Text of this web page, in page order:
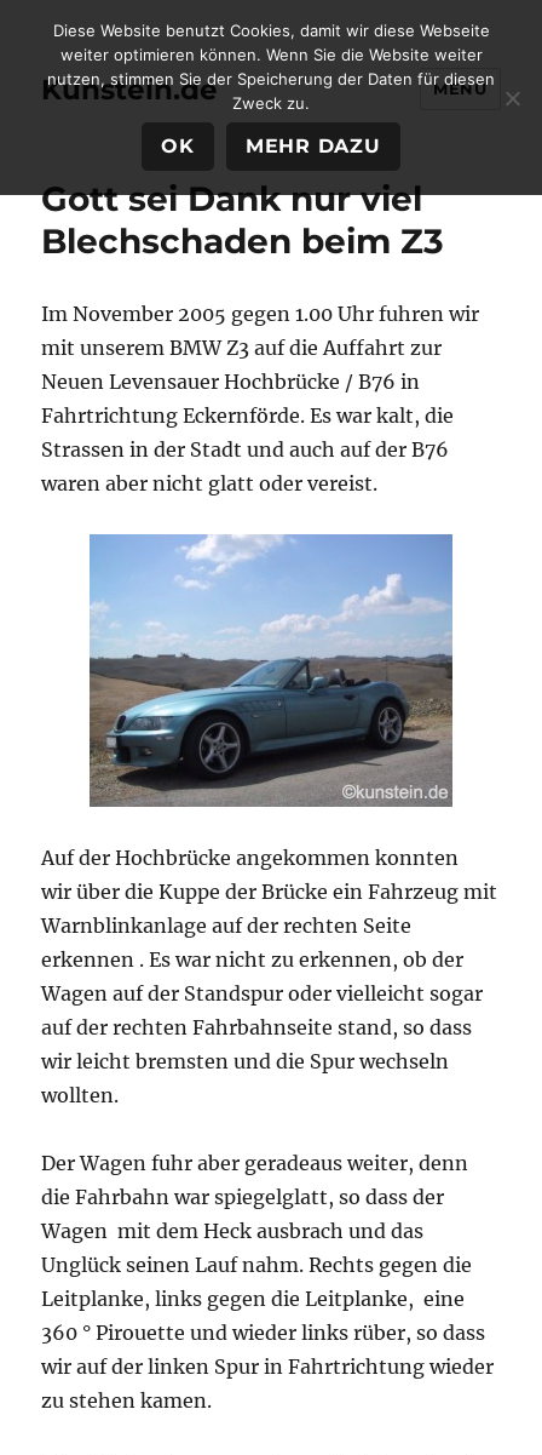
Kunstein.de MENÜ
Gott sei Dank nur viel
Blechschaden beim Z3
Im November 2005 gegen 1.00 Uhr fuhren wir
mit unserem BMW Z3 auf die Auffahrt zur
Neuen Levensauer Hochbrücke / B76 in
Fahrtrichtung Eckernförde. Es war kalt, die
Strassen in der Stadt und auch auf der B76
waren aber nicht glatt oder vereist.
Auf der Hochbrücke angekommen konnten
wir über die Kuppe der Brücke ein Fahrzeug mit
Warnblinkanlage auf der rechten Seite
erkennen . Es war nicht zu erkennen, ob der
Wagen auf der Standspur oder vielleicht sogar
auf der rechten Fahrbahnseite stand, so dass
wir leicht bremsten und die Spur wechseln
wollten.
Der Wagen fuhr aber geradeaus weiter, denn
die Fahrbahn war spiegelglatt, so dass der
Wagen mit dem Heck ausbrach und das
Unglück seinen Lauf nahm. Rechts gegen die
Leitplanke, links gegen die Leitplanke, eine
360 ° Pirouette und wieder links rüber, so dass
wir auf der linken Spur in Fahrtrichtung wieder
zu stehen kamen.
Diese Website benutzt Cookies, damit wir diese Webseite
weiter optimieren können. Wenn Sie die Website weiter
nutzen, stimmen Sie der Speicherung der Daten für diesen
Zweck zu.
OK MEHR DAZU